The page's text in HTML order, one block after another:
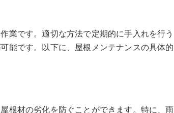
業です。適切な方法で定期的に手入れを行う
能です。以下に、屋根メンテナンスの具体的
根材の劣化を防ぐことができます。特に、雨